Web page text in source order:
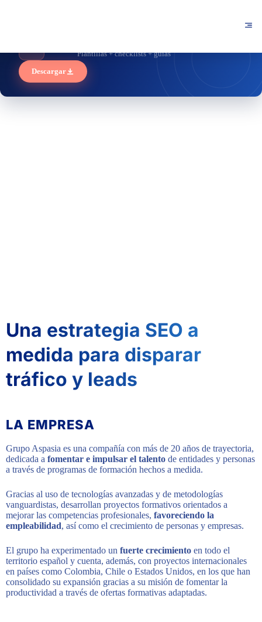
Plantillas + checklists + guías
Descargar
Una estrategia SEO a
medida para disparar
tráfico y leads
LA EMPRESA
Grupo Aspasia es una compañía con más de 20 años de trayectoria,
dedicada a fomentar e impulsar el talento de entidades y personas
a través de programas de formación hechos a medida.
Gracias al uso de tecnologías avanzadas y de metodologías
vanguardistas, desarrollan proyectos formativos orientados a
mejorar las competencias profesionales, favoreciendo la
empleabilidad, así como el crecimiento de personas y empresas.
El grupo ha experimentado un fuerte crecimiento en todo el
territorio español y cuenta, además, con proyectos internacionales
en países como Colombia, Chile o Estados Unidos, en los que han
consolidado su expansión gracias a su misión de fomentar la
productividad a través de ofertas formativas adaptadas.